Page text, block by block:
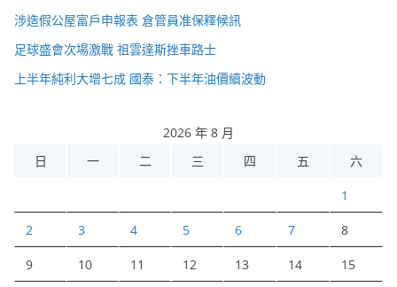
涉造假公屋富戶申報表 倉管員准保釋候訊
足球盛會次場激戰 祖雲達斯挫車路士
上半年純利大增七成 國泰：下半年油價續波動
2026 年 8 月
日
一 二 三 四 五 六
1
2 3 4 5 6 7 8
9 10 11 12 13 14 15